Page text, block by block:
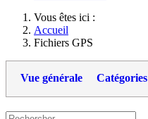
Vous êtes ici :
Accueil
Fichiers GPS
Vue générale Catégories